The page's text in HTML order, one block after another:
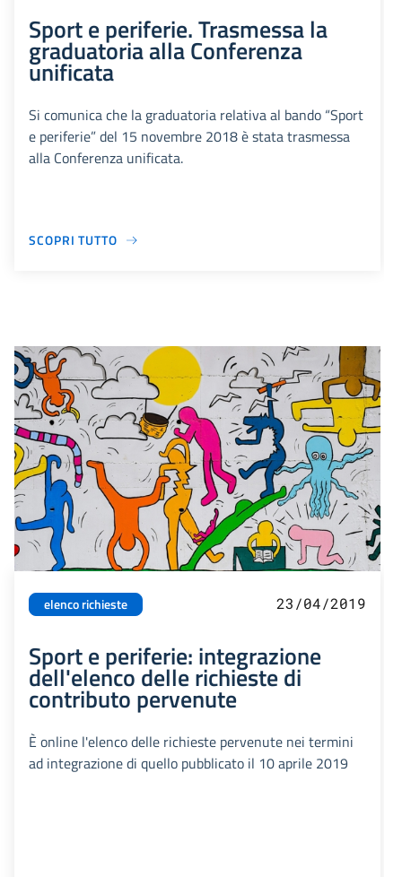
Sport e periferie. Trasmessa la
graduatoria alla Conferenza
unificata
Si comunica che la graduatoria relativa al bando “Sport
e periferie” del 15 novembre 2018 è stata trasmessa
alla Conferenza unificata.
SCOPRI TUTTO
elenco richieste 23/04/2019
Sport e periferie: integrazione
dell'elenco delle richieste di
contributo pervenute
È online l'elenco delle richieste pervenute nei termini
ad integrazione di quello pubblicato il 10 aprile 2019